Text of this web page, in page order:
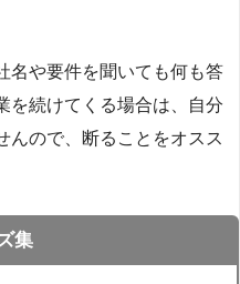
名や要件を聞いても何も答
を続けてくる場合は、自分
んので、断ることをオスス
集